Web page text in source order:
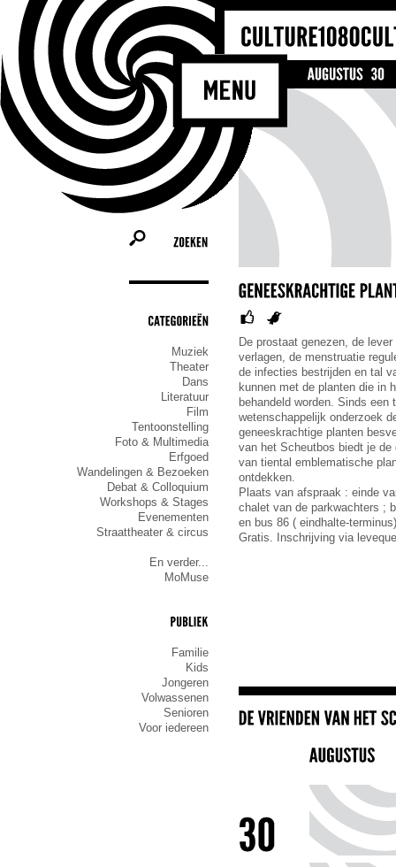
Muziek
Theater
Dans
Literatuur
Film
Tentoonstelling
Foto & Multimedia
Erfgoed
Wandelingen & Bezoeken
Debat & Colloquium
Workshops & Stages
Evenementen
Straattheater & circus
En verder...
MoMuse
Familie
Kids
Jongeren
Volwassenen
Senioren
Voor iedereen
De prostaat genezen, de
verlagen, de menstruatie
de infecties bestrijden en tal
kunnen met de planten die in
behandeld worden. Sinds een
wetenschappelijk onderzoek
geneeskrachtige planten
van het Scheutbos biedt je de
van tiental emblematische
ontdekken.
Plaats van afspraak : einde
chalet van de parkwachters ;
en bus 86 ( eindhalte-terminus)
Gratis. Inschrijving via